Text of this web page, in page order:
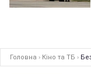
Головна › Кіно та ТБ ›